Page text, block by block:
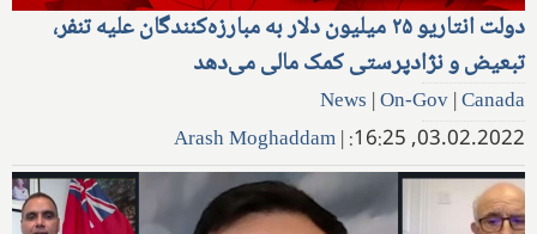
دولت انتاریو ۲۵ میلیون دلار به مبارزه‌کنندگان علیه تنفر،
تبعیض و نژادپرستی کمک مالی می‌دهد
News |On-Gov|Canada
03.02.2022, 16:25:
|
Arash Moghaddam